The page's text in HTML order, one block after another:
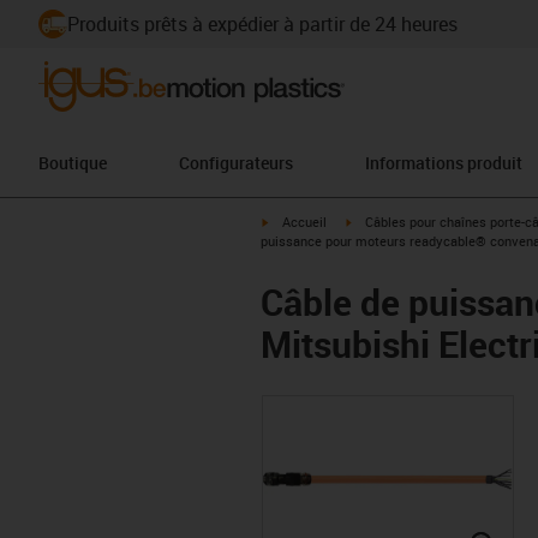
Produits prêts à expédier à partir de 24 heures
Boutique Configurateurs Informations produit
igus-icon-arrow-right
Accueil igus-icon-arrow-right
Câbles pour chaînes porte-
puissance pour moteurs readycable®
Câble de
Mitsubishi